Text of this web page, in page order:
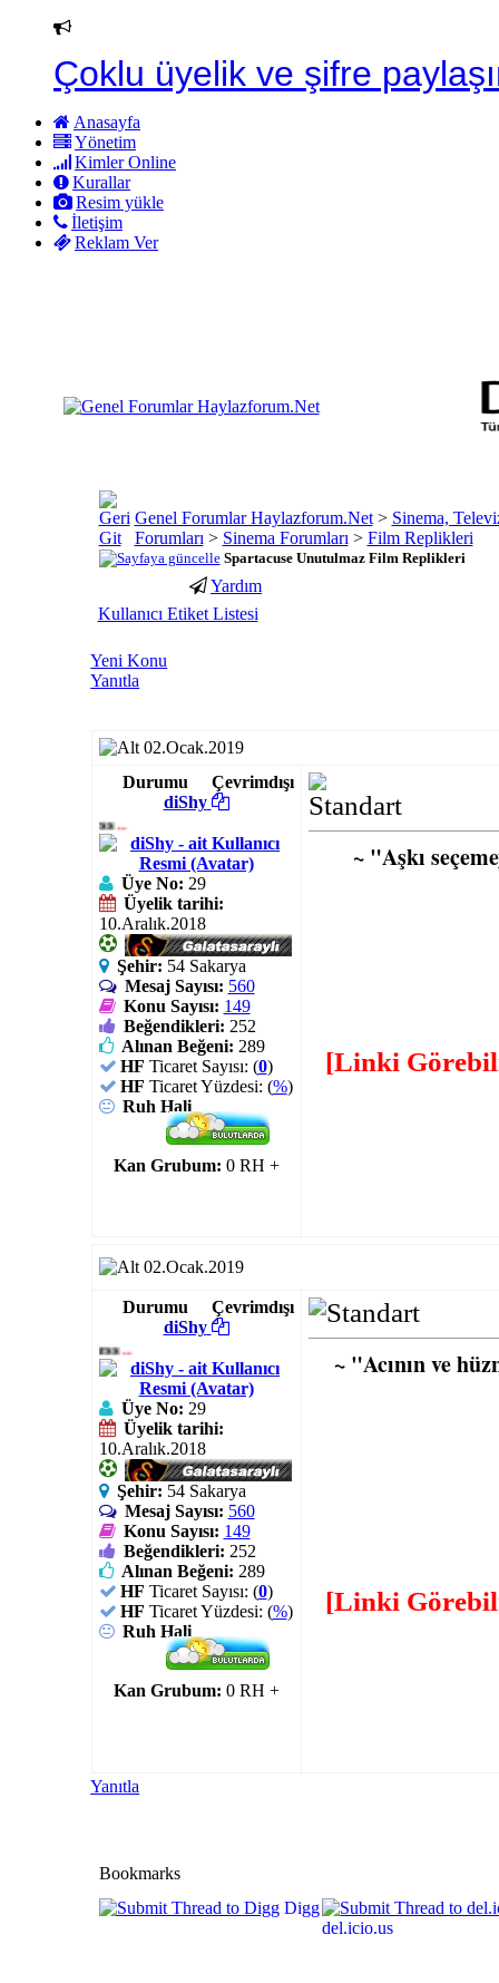
Çoklu üyelik ve şifre
Anasayfa
Yönetim
Kimler Online
Kurallar
Resim yükle
İletişim
Reklam Ver
Genel Forumlar Haylazforum.Net > Sinema,
Forumları > Sinema Forumları > Film Replikleri
Spartacuse Unutulmaz Film Replikleri
Yardım
porno
izle
escort
gaziantep
youtube
abone
Kullanıcı Etiket Listesi
Yeni Konu
Yanıtla
02.Ocak.2019
Durumu
Çevrimdışı
diShy
Üye No: 29
Üyelik tarihi:
10.Aralık.2018
Şehir: 54 Sakarya
Mesaj Sayısı: 560
Konu Sayısı: 149
Beğendikleri: 252
Alınan Beğeni: 289
HF Ticaret Sayısı: (0)
HF Ticaret Yüzdesi: (%)
Ruh Hali
Kan Grubum: 0 RH +
~ "Aşkı
[Linki
02.Ocak.2019
Durumu
Çevrimdışı
diShy
Üye No: 29
Üyelik tarihi:
10.Aralık.2018
Şehir: 54 Sakarya
Mesaj Sayısı: 560
Konu Sayısı: 149
Beğendikleri: 252
Alınan Beğeni: 289
HF Ticaret Sayısı: (0)
HF Ticaret Yüzdesi: (%)
Ruh Hali
Kan Grubum: 0 RH +
~ "Acının ve
[Linki
Yanıtla
Bookmarks
Digg
del.icio.us